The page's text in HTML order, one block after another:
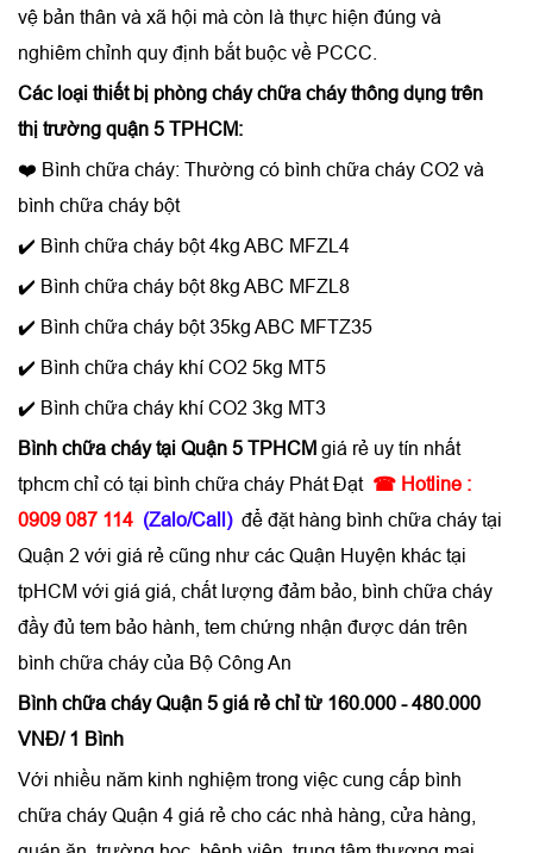
vệ bản thân và xã hội mà còn là thực hiện đúng và
nghiêm chỉnh quy định bắt buộc về PCCC.
Các loại thiết bị phòng cháy chữa cháy thông dụng trên
thị trường quận 5 TPHCM:
❤️ Bình chữa cháy: Thường có bình chữa cháy CO2 và
bình chữa cháy bột
✔️ Bình chữa cháy bột 4kg ABC MFZL4
✔️ Bình chữa cháy bột 8kg ABC MFZL8
✔️ Bình chữa cháy bột 35kg ABC MFTZ35
✔️ Bình chữa cháy khí CO2 5kg MT5
✔️ Bình chữa cháy khí CO2 3kg MT3
Bình chữa cháy tại Quận 5 TPHCM giá rẻ uy tín nhất
tphcm chỉ có tại bình chữa cháy Phát Đạt ☎ Hotline :
0909 087 114 (Zalo/Call) để đặt hàng bình chữa cháy tại
Quận 2 với giá rẻ cũng như các Quận Huyện khác tại
tpHCM với giá giá, chất lượng đảm bảo, bình chữa cháy
đầy đủ tem bảo hành, tem chứng nhận được dán trên
bình chữa cháy của Bộ Công An
Bình chữa cháy Quận 5 giá rẻ chỉ từ 160.000 - 480.000
VNĐ/ 1 Bình
Với nhiều năm kinh nghiệm trong việc cung cấp bình
chữa cháy Quận 4 giá rẻ cho các nhà hàng, cửa hàng,